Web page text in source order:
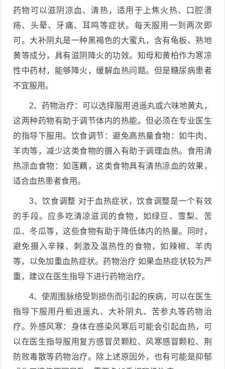
药物可以滋阴凉血、清热，适用于上焦火热、口腔溃
疡、头晕、牙痛、耳鸣等症状。每天服用一到两次即
可。大补阴丸是一种黑褐色的大蜜丸，含有龟板、熟地
黄等成分，具有滋阴降火的功效。知母和黄柏作为寒凉
性中药材，能够降火，缓解血热问题。但是糖尿病患者
不宜服用。
2、药物治疗：可以选择服用逍遥丸或六味地黄丸，
这两种药物有助于调节体内的热能。但必须在专业医生
的指导下服用。饮食调节：避免高热量食物：如牛肉、
羊肉等，减少这类食物的摄入有助于调理血热。食用清
热凉血食物：如莲藕，这类食物具有清热凉血的效果，
适合血热患者食用。
3、饮食调整 对于血热症状，饮食调整是一个有效
的手段。应多吃清凉滋润的食物，如绿豆、雪梨、苦
瓜、冬瓜等，这些食物有助于降低体内的热量。同时，
避免摄入辛辣、刺激及温热性的食物，如辣椒、羊肉
等，以免加重血热症状。药物治疗 如果血热症状较为严
重，建议在医生指导下进行药物治疗。
4、使周围脉络受到损伤而引起的疾病，可以在医生
指导下服用丹栀逍遥丸、大补阴丸、苦参丸等药物治
疗。外感风寒：身体在感染风寒后可能会引起血热，可
以在医生指导服用复方感冒灵颗粒、风寒感冒颗粒、荆
防败毒散等药物治疗。除上述原因外，也有可能是抑郁